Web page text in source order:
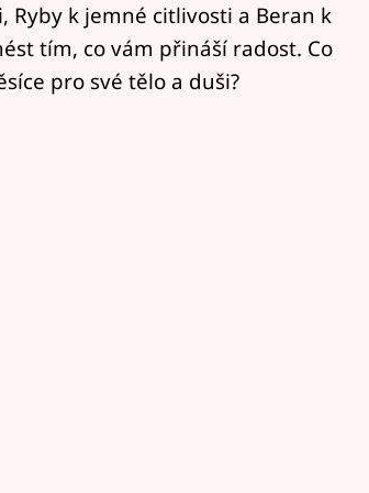
Ryby k jemné citlivosti a Beran k
tím, co vám přináší radost. Co
pro své tělo a duši?